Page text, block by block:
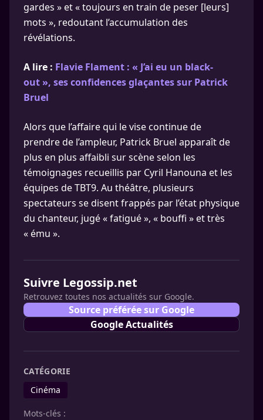
gardes » et « toujours en train de peser [leurs]
mots », redoutant l’accumulation des
révélations.
A lire : Flavie Flament : « J’ai eu un black-
out », ses confidences glaçantes sur Patrick
Bruel
Alors que l’affaire qui le vise continue de
prendre de l’ampleur, Patrick Bruel apparaît de
plus en plus affaibli sur scène selon les
témoignages recueillis par Cyril Hanouna et les
équipes de TBT9. Au théâtre, plusieurs
spectateurs se disent frappés par l’état physique
du chanteur, jugé « fatigué », « bouffi » et très
« ému ».
Suivre Legossip.net
Retrouvez toutes nos actualités sur Google.
Source préférée sur Google
Google Actualités
CATÉGORIE
Cinéma
Mots-clés :